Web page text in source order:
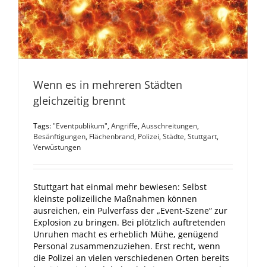
Wenn es in mehreren Städten
gleichzeitig brennt
Tags:"Eventpublikum",Angriffe,Ausschreitungen,
Besänftigungen, Flächenbrand, Polizei,Städte,Stuttgart,
Verwüstungen
Stuttgart hat einmal mehr bewiesen: Selbst
kleinste polizeiliche Maßnahmen können
ausreichen, ein Pulverfass der „Event-Szene“ zur
Explosion zu bringen. Bei plötzlich auftretenden
Unruhen macht es erheblich Mühe, genügend
Personal zusammenzuziehen. Erst recht, wenn
die Polizei an vielen verschiedenen Orten bereits